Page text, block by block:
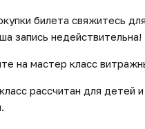
билета свяжитесь
запись недействительна!
на мастер класс
рассчитан для детей